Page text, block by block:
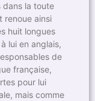
dans la toute
renoue ainsi
huit longues
lui en anglais,
de
française,
pour lui
mais comme